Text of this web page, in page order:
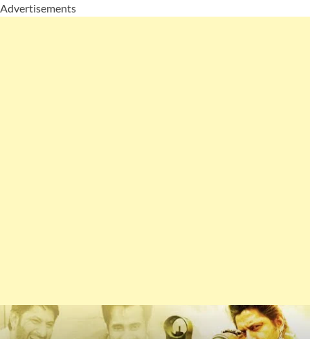
Advertisements